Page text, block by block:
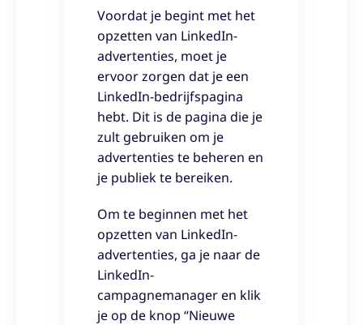
Voordat je begint met het
opzetten van LinkedIn-
advertenties, moet je
ervoor zorgen dat je een
LinkedIn-bedrijfspagina
hebt. Dit is de pagina die je
zult gebruiken om je
advertenties te beheren en
je publiek te bereiken.
Om te beginnen met het
opzetten van LinkedIn-
advertenties, ga je naar de
LinkedIn-
campagnemanager en klik
je op de knop “Nieuwe